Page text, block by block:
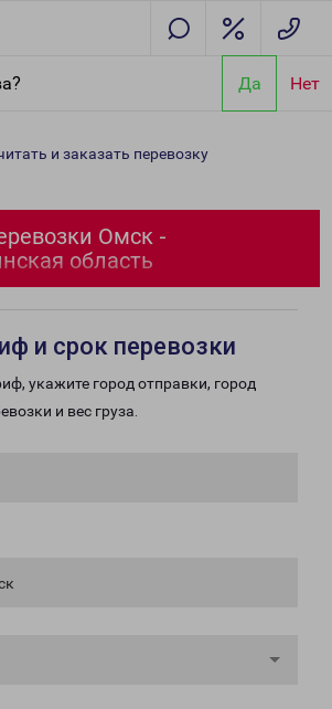
Да Нет
и заказать перевозку
Омск -
область
и срок перевозки
укажите город отправки, город
и вес груза.